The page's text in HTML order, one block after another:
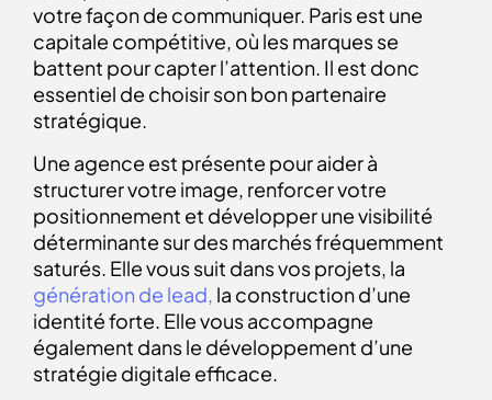
votre façon de communiquer. Paris est une
capitale compétitive, où les marques se
battent pour capter l’attention. Il est donc
essentiel de choisir son bon partenaire
stratégique.
Une agence est présente pour aider à
structurer votre image, renforcer votre
positionnement et développer une visibilité
déterminante sur des marchés fréquemment
saturés. Elle vous suit dans vos projets, la
génération de lead, la construction d’une
identité forte. Elle vous accompagne
également dans le développement d’une
stratégie digitale efficace.